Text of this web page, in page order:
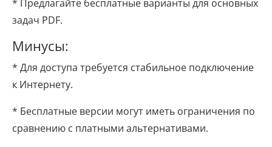
* Предлагайте бесплатные варианты для основных
задач PDF.
Минусы:
* Для доступа требуется стабильное подключение
к Интернету.
* Бесплатные версии могут иметь ограничения по
сравнению с платными альтернативами.